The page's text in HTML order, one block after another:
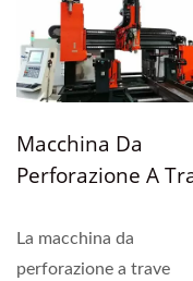
Macchina Da
Perforazione A
La macchina da
perforazione a trave